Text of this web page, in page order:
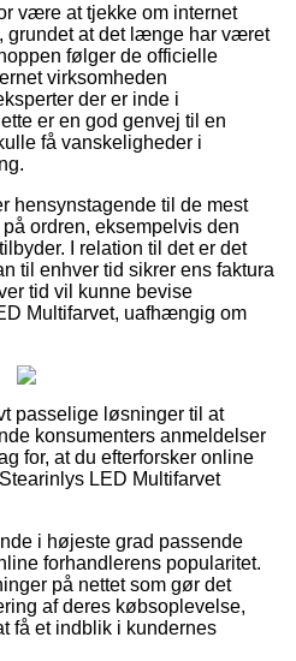
være at tjekke om internet
grundet at det længe har været
følger de officielle
virksomheden
der er inde i
er en god genvej til en
få vanskeligheder i
hensynstagende til de mest
ordren, eksempelvis den
I relation til det er det
til enhver tid sikrer ens faktura
tid vil kunne bevise
Multifarvet, uafhængig om
passelige løsninger til at
konsumenters anmeldelser
for, at du efterforsker online
LED Multifarvet
i højeste grad passende
forhandlerens popularitet.
på nettet som gør det
af deres købsoplevelse,
få et indblik i kundernes